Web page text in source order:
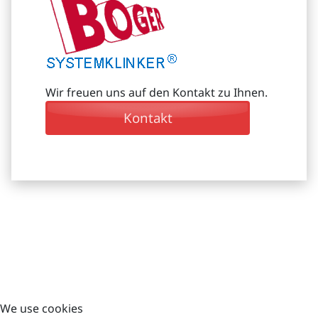
Wir freuen uns auf den Kontakt zu Ihnen.
Kontakt
12529 Schönefeld/OT Waßmannsdorf
We use cookies